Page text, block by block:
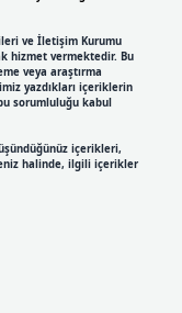
ve İletişim Kurumu
hizmet vermektedir. Bu
veya araştırma
yazdıkları içeriklerin
sorumluluğu kabul
içerikleri,
halinde, ilgili içerikler